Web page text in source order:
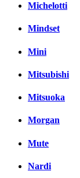
Michelotti
Mindset
Mini
Mitsubishi
Mitsuoka
Morgan
Mute
Nardi